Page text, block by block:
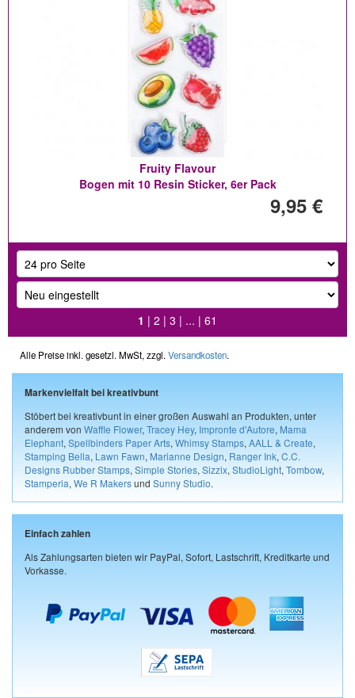
Fruity Flavour
Bogen mit 10 Resin Sticker, 6er Pack
9,95 €
1 | 2 | 3 | ... | 61
Alle Preise inkl. gesetzl. MwSt, zzgl. Versandkosten.
Markenvielfalt bei kreativbunt
Stöbert bei kreativbunt in einer großen Auswahl an Produkten, unter
anderem von Waffle Flower, Tracey Hey, Impronte d'Autore, Mama
Elephant, Spellbinders Paper Arts, Whimsy Stamps, AALL & Create,
Stamping Bella, Lawn Fawn, Marianne Design, Ranger Ink, C.C.
Designs Rubber Stamps, Simple Stories, Sizzix, StudioLight, Tombow,
Stamperia, We R Makersund Sunny Studio.
Einfach zahlen
Als Zahlungsarten bieten wir PayPal, Sofort, Lastschrift, Kreditkarte und
Vorkasse.